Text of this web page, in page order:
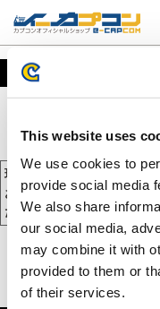
This website uses
We use cookies to
provide social media
We also share
our social media,
may combine it with
provided to them or
of their services.
カート
現在、カートには商品が入
お買い物を続けるには下の
ださい。